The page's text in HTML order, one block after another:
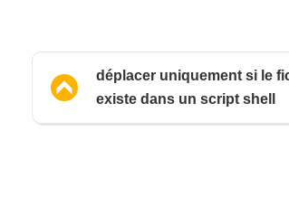
déplacer uniquement si le
existe dans un script shell